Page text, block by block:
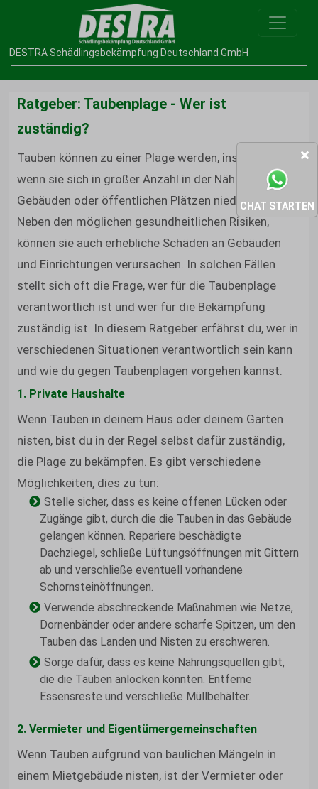
CHAT STARTEN
DESTRA Schädlingsbekämpfung Deutschland GmbH
Ratgeber: Taubenplage - Wer ist
zuständig?
Tauben können zu einer Plage werden, insbesondere
wenn sie sich in großer Anzahl in der Nähe von
Gebäuden oder öffentlichen Plätzen niederlassen.
Neben den möglichen gesundheitlichen Risiken,
können sie auch erhebliche Schäden an Gebäuden
und Einrichtungen verursachen. In solchen Fällen
stellt sich oft die Frage, wer für die Taubenplage
verantwortlich ist und wer für die Bekämpfung
zuständig ist. In diesem Ratgeber erfährst du, wer in
verschiedenen Situationen verantwortlich sein kann
und wie du gegen Taubenplagen vorgehen kannst.
1. Private Haushalte
Wenn Tauben in deinem Haus oder deinem Garten
nisten, bist du in der Regel selbst dafür zuständig,
die Plage zu bekämpfen. Es gibt verschiedene
Möglichkeiten, dies zu tun:
Stelle sicher, dass es keine offenen Lücken oder
Zugänge gibt, durch die die Tauben in das Gebäude
gelangen können. Repariere beschädigte
Dachziegel, schließe Lüftungsöffnungen mit Gittern
ab und verschließe eventuell vorhandene
Schornsteinöffnungen.
Verwende abschreckende Maßnahmen wie Netze,
Dornenbänder oder andere scharfe Spitzen, um den
Tauben das Landen und Nisten zu erschweren.
Sorge dafür, dass es keine Nahrungsquellen gibt,
die die Tauben anlocken könnten. Entferne
Essensreste und verschließe Müllbehälter.
2. Vermieter und Eigentümergemeinschaften
Wenn Tauben aufgrund von baulichen Mängeln in
einem Mietgebäude nisten, ist der Vermieter oder